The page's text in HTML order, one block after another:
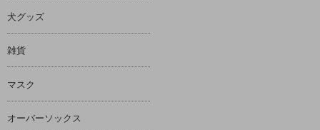
犬グッズ
雑貨
マスク
オーバーソックス